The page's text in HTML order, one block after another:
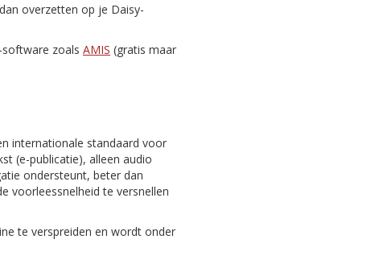
overzetten op je Daisy-
zoals AMIS (gratis maar
internationale standaard voor
(e-publicatie), alleen audio
ondersteunt, beter dan
voorleessnelheid te versnellen
te verspreiden en wordt onder